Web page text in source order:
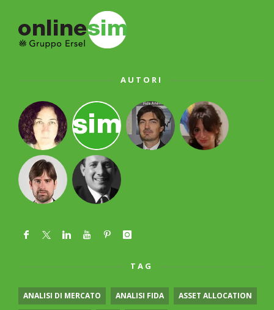
AUTORI
TAG
ANALISI DI MERCATO ANALISI FIDA ASSET ALLOCATION